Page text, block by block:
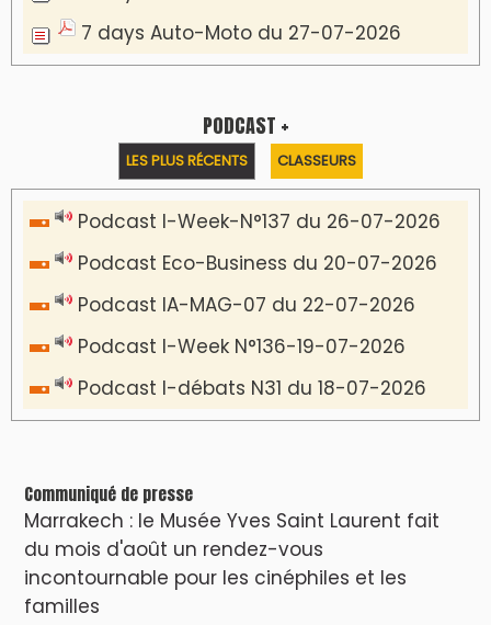
7 days Auto-Moto du 27-07-2026
PODCAST +
LES PLUS RÉCENTS CLASSEURS
Podcast I-Week-N°137 du 26-07-2026
Podcast Eco-Business du 20-07-2026
Podcast IA-MAG-07 du 22-07-2026
Podcast I-Week N°136-19-07-2026
Podcast I-débats N31 du 18-07-2026
Communiqué de presse
Marrakech : le Musée Yves Saint Laurent fait
du mois d'août un rendez-vous
incontournable pour les cinéphiles et les
familles